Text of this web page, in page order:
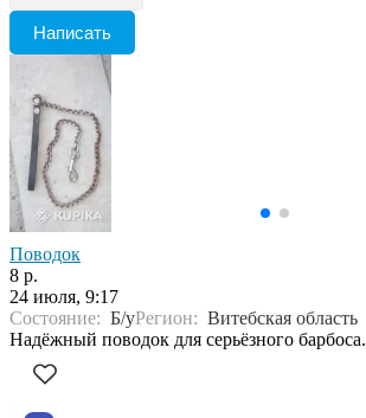
Написать
Поводок
8 р.
24 июля, 9:17
Состояние: Б/уРегион: Витебская область
Надёжный поводок для серьёзного барбоса.